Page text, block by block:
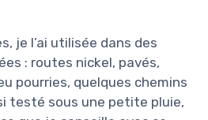
je l’ai utilisée dans des
: routes nickel, pavés,
pourries, quelques chemins
testé sous une petite pluie,